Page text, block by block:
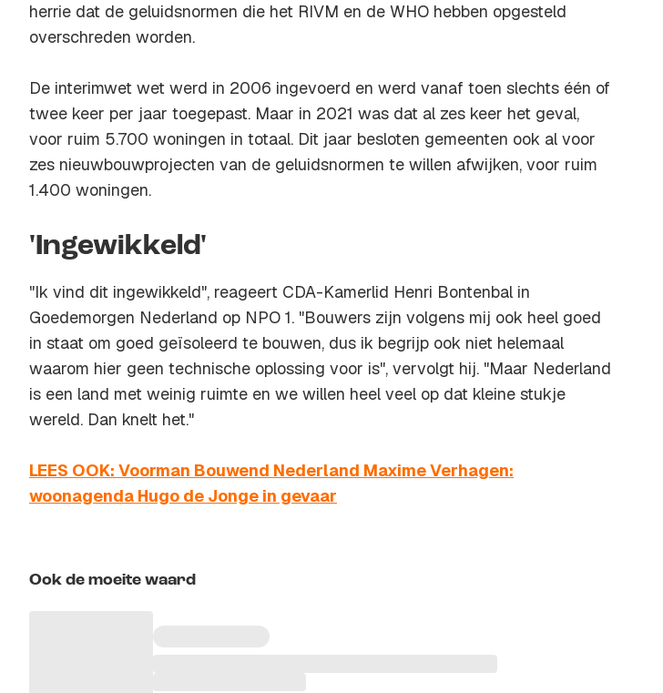
herrie dat de geluidsnormen die het RIVM en de WHO hebben opgesteld
overschreden worden.
De interimwet wet werd in 2006 ingevoerd en werd vanaf toen slechts één of
twee keer per jaar toegepast. Maar in 2021 was dat al zes keer het geval,
voor ruim 5.700 woningen in totaal. Dit jaar besloten gemeenten ook al voor
zes nieuwbouwprojecten van de geluidsnormen te willen afwijken, voor ruim
1.400 woningen.
'Ingewikkeld'
"Ik vind dit ingewikkeld", reageert CDA-Kamerlid Henri Bontenbal in
Goedemorgen Nederland op NPO 1. "Bouwers zijn volgens mij ook heel goed
in staat om goed geïsoleerd te bouwen, dus ik begrijp ook niet helemaal
waarom hier geen technische oplossing voor is", vervolgt hij. "Maar Nederland
is een land met weinig ruimte en we willen heel veel op dat kleine stukje
wereld. Dan knelt het."
LEES OOK: Voorman Bouwend Nederland Maxime Verhagen:
woonagenda Hugo de Jonge in gevaar
Ook de moeite waard